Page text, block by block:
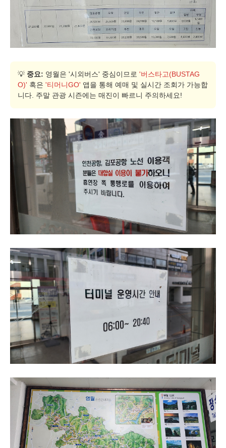
💡 중요: 영월은 '시외버스' 중심이므로 '버스타고(BUSTAG
O)' 혹은 '티머니GO' 앱을 통해 예매 및 실시간 조회가 가능합
니다. 주말 관광 시즌에는 매진이 빠르니 주의하세요!